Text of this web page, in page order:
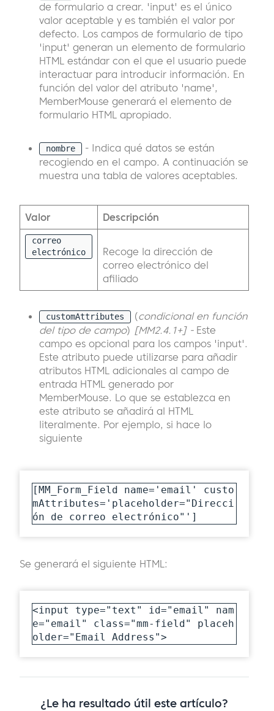
de formulario a crear. 'input' es el único
valor aceptable y es también el valor por
defecto. Los campos de formulario de tipo
'input' generan un elemento de formulario
HTML estándar con el que el usuario puede
interactuar para introducir información. En
función del valor del atributo 'name',
MemberMouse generará el elemento de
formulario HTML apropiado.
nombre
- Indica qué datos se están
recogiendo en el campo. A continuación se
muestra una tabla de valores aceptables.
Valor Descripción
correo
electrónico
Recoge la dirección de
correo electrónico del
afiliado
customAttributes (condicional en función
del tipo de campo) [MM2.4.1+] -Este
campo es opcional para los campos 'input'.
Este atributo puede utilizarse para añadir
atributos HTML adicionales al campo de
entrada HTML generado por
MemberMouse. Lo que se establezca en
este atributo se añadirá al HTML
literalmente. Por ejemplo, si hace lo
siguiente
[MM_Form_Field name='email' custo
mAttributes='placeholder="Direcci
ón de correo electrónico"']
Se generará el siguiente HTML:
<input type="text" id="email" nam
e="email" class="mm-field" placeh
older="Email Address">
¿Le ha resultado útil este artículo?